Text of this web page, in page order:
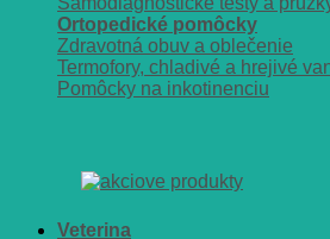
Ortopedické pomôcky
Zdravotná obuv a oblečenie
Termofory, chladivé a hrejivé
Pomôcky na inkotinenciu
Veterina